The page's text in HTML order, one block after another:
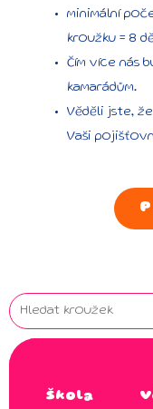
minimální
kroužku = 8
Čím více nás
kamarádům.
Věděli jste,
Vaši
Škola